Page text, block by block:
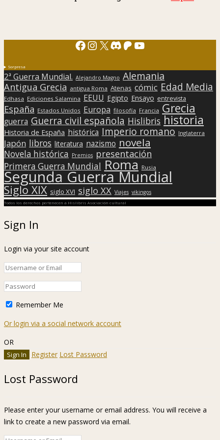
Facebook
Instagram
X Discord
Patreon
YouTube
Sorpresa
2ª Guerra Mundial. Alejandro Magno Alemania
Antigua Grecia antigua Roma Atenas cómic Edad Media
Edhasa Ediciones Salamina EEUU Egipto Ensayo entrevista
España Estados Unidos Europa filosofía Francia Grecia
guerra Guerra civil española Hislibris historia
Historia de España histórica Imperio romano Inglaterra
Japón libros literatura nazismo novela
Novela histórica Premios presentación
Primera Guerra Mundial Roma Rusia
Segunda Guerra Mundial
Siglo XIX siglo XVI siglo XX Viajes vikingos
Todos los derechos pertenecen a Hislibris Asociación cultural
Sign In
Login via your site account
Remember Me
Or login via a social network account
OR
Register Lost Password
Lost Password
Please enter your username or email address. You will receive a
link to create a new password via email.